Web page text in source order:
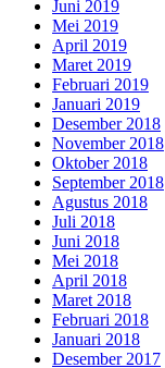
Juni 2019
Mei 2019
April 2019
Maret 2019
Februari 2019
Januari 2019
Desember 2018
November 2018
Oktober 2018
September 2018
Agustus 2018
Juli 2018
Juni 2018
Mei 2018
April 2018
Maret 2018
Februari 2018
Januari 2018
Desember 2017